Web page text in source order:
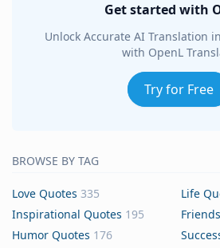
Get started with
Unlock Accurate AI Translation
with OpenL
Try for Free
BROWSE BY TAG
Love Quotes 335 Life
Inspirational Quotes 195
Humor Quotes 176